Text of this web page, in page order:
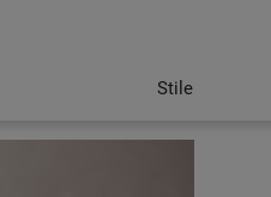
Stile